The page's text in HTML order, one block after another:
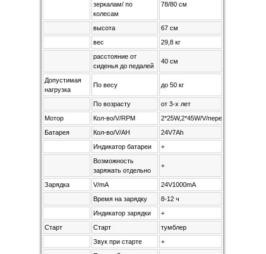
зеркалам/ по
колесам
78/80 см
высота
67 см
вес
29,8 кг
расстояние от
сиденья до педалей
40 см
Допустимая
нагрузка
По весу до 50 кг
По возрасту
от 3-х лет
Мотор
Кол-во/V/RPM
2*25W,2*45W/V/передние RPM
Батарея
Кол-во/V/AH
24V7Ah
Индикатор батареи
+
Возможность
заряжать отдельно
+
Зарядка V/mA
24V1000mA
Время на зарядку
8-12 ч
Индикатор зарядки
+
Старт
Старт
тумблер
Звук при старте
+